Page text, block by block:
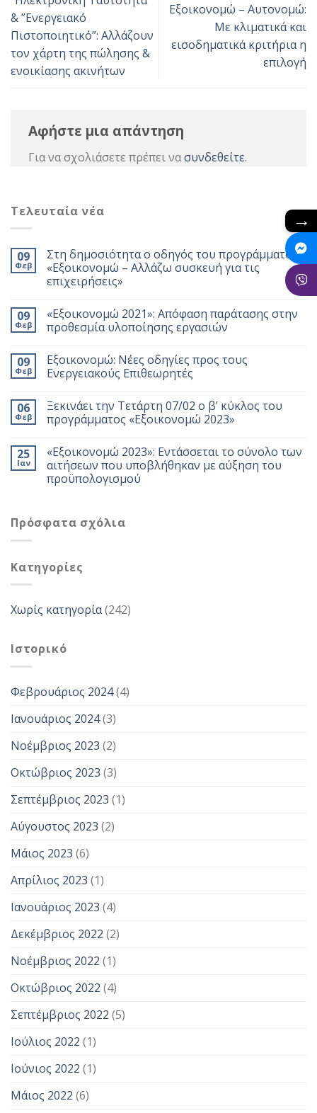
& ”Ενεργειακό
Πιστοποιητικό”: Αλλάζουν
τον χάρτη της πώλησης &
ενοικίασης ακινήτων
Εξοικονομώ – Αυτονομώ:
Με κλιματικά και
εισοδηματικά κριτήρια η
επιλογή
Αφήστε μια απάντηση
Για να σχολιάσετε πρέπει νασυνδεθείτε.
Τελευταία νέα
09
Φεβ
Στη δημοσιότητα ο οδηγός του προγράμματος
«Εξοικονομώ – Αλλάζω συσκευή για τις
επιχειρήσεις»
09
Φεβ
«Εξοικονομώ 2021»: Απόφαση παράτασης στην
προθεσμία υλοποίησης εργασιών
09
Φεβ
Εξοικονομώ: Νέες οδηγίες προς τους
Ενεργειακούς Επιθεωρητές
06
Φεβ
Ξεκινάει την Τετάρτη 07/02 ο β’ κύκλος του
προγράμματος «Εξοικονομώ 2023»
25
Ιαν
«Εξοικονομώ 2023»: Εντάσσεται το σύνολο των
αιτήσεων που υποβλήθηκαν με αύξηση του
προϋπολογισμού
Πρόσφατα σχόλια
Kατηγορίες
Χωρίς κατηγορία(242)
Ιστορικό
Φεβρουάριος 2024(4)
Ιανουάριος 2024(3)
Νοέμβριος 2023 (2)
Οκτώβριος 2023 (3)
Σεπτέμβριος 2023 (1)
Αύγουστος 2023 (2)
Μάιος 2023 (6)
Απρίλιος 2023 (1)
Ιανουάριος 2023 (4)
Δεκέμβριος 2022 (2)
Νοέμβριος 2022 (1)
Οκτώβριος 2022 (4)
Σεπτέμβριος 2022 (5)
Ιούλιος 2022 (1)
Ιούνιος 2022 (1)
Μάιος 2022 (6)
→